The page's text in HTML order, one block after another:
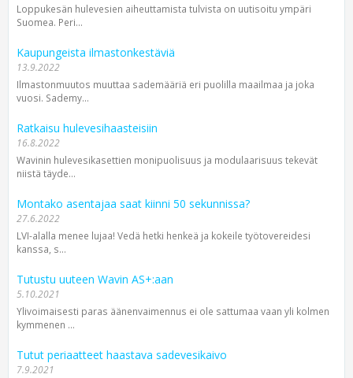
Loppukesän hulevesien aiheuttamista tulvista on uutisoitu ympäri
Suomea. Peri...
Kaupungeista ilmastonkestäviä
13.9.2022
Ilmastonmuutos muuttaa sademääriä eri puolilla maailmaa ja joka
vuosi. Sademy...
Ratkaisu hulevesihaasteisiin
16.8.2022
Wavinin hulevesikasettien monipuolisuus ja modulaarisuus tekevät
niistä täyde...
Montako asentajaa saat kiinni 50 sekunnissa?
27.6.2022
LVI-alalla menee lujaa! Vedä hetki henkeä ja kokeile työtovereidesi
kanssa, s...
Tutustu uuteen Wavin AS+:aan
5.10.2021
Ylivoimaisesti paras äänenvaimennus ei ole sattumaa vaan yli kolmen
kymmenen ...
Tutut periaatteet haastava sadevesikaivo
7.9.2021